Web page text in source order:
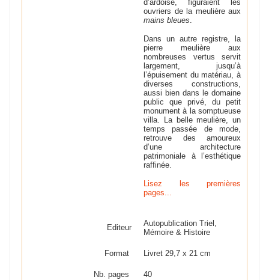
d’ardoise, figuraient les
ouvriers de la meulière aux
mains bleues.
Dans un autre registre, la
pierre meulière aux
nombreuses vertus servit
largement, jusqu’à
l’épuisement du matériau, à
diverses constructions,
aussi bien dans le domaine
public que privé, du petit
monument à la somptueuse
villa. La belle meulière, un
temps passée de mode,
retrouve des amoureux
d’une architecture
patrimoniale à l’esthétique
raffinée.
Lisez les premières
pages...
Editeur
Autopublication Triel,
Mémoire & Histoire
Format Livret 29,7 x 21 cm
Nb. pages 40